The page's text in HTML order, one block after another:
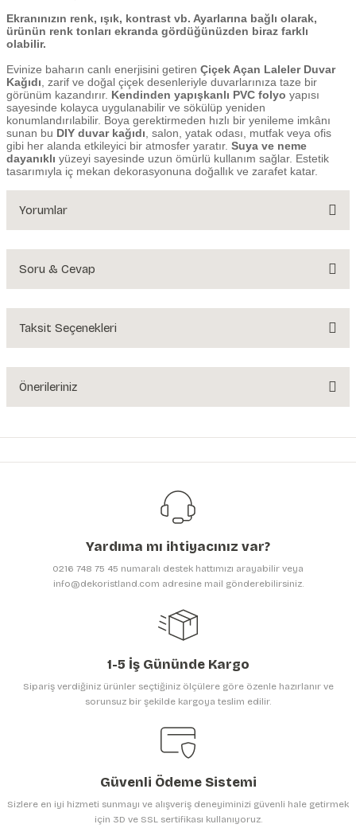
Ekranınızın renk, ışık, kontrast vb. Ayarlarına bağlı olarak,
ürünün renk tonları ekranda gördüğünüzden biraz farklı
olabilir.
Evinize baharın canlı enerjisini getiren Çiçek Açan Laleler Duvar
Kağıdı , zarif ve doğal çiçek desenleriyle duvarlarınıza taze bir
görünüm kazandırır. Kendinden yapışkanlı PVC folyo yapısı
sayesinde kolayca uygulanabilir ve sökülüp yeniden
konumlandırılabilir. Boya gerektirmeden hızlı bir yenileme imkânı
sunan bu DIY duvar kağıdı , salon, yatak odası, mutfak veya ofis
gibi her alanda etkileyici bir atmosfer yaratır. Suya ve neme
dayanıklı yüzeyi sayesinde uzun ömürlü kullanım sağlar. Estetik
tasarımıyla iç mekan dekorasyonuna doğallık ve zarafet katar.
Yorumlar
Soru & Cevap
Ürün hakkında henüz soru sorulmamış.
Taksit Seçenekleri
Önerileriniz
yetersiz gördüğünüz noktaları öneri formunu kullanarak tarafımıza
Görüş ve önerileriniz için teşekkür ederiz.
Ürün resmi kalitesiz, bozuk veya görüntülenemiyor.
Ürün bilgilerinde hatalar bulunuyor.
Gönder
Yardıma mı ihtiyacınız var?
0216 748 75 45 numaralı destek hattımızı arayabilir veya
info@dekoristland.com adresine mail gönderebilirsiniz.
1-5 İş Gününde Kargo
Sipariş verdiğiniz ürünler seçtiğiniz ölçülere göre özenle hazırlanır ve
sorunsuz bir şekilde kargoya teslim edilir.
Güvenli Ödeme Sistemi
Sizlere en iyi hizmeti sunmayı ve alışveriş deneyiminizi güvenli hale getirmek
için 3D ve SSL sertifikası kullanıyoruz.